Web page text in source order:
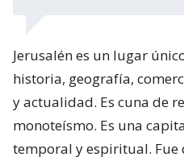
Jerusalén es un lugar
historia, geografía,
y actualidad. Es cuna de
monoteísmo. Es una
temporal y espiritual.